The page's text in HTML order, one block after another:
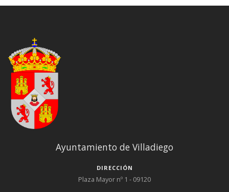
Ayuntamiento de Villadiego
DIRECCIÓN
Plaza Mayor nº 1 - 09120